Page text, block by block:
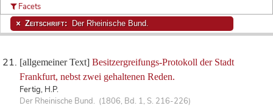
[allgemeiner Text] Besitzergreifungs-Protokoll der Stadt
Frankfurt, nebst zwei gehaltenen Reden.
Fertig, H.P.
Der Rheinische Bund. (1806, Bd. 1, S. 216-226)
Facets
Zeitschrift: Der Rheinische Bund.